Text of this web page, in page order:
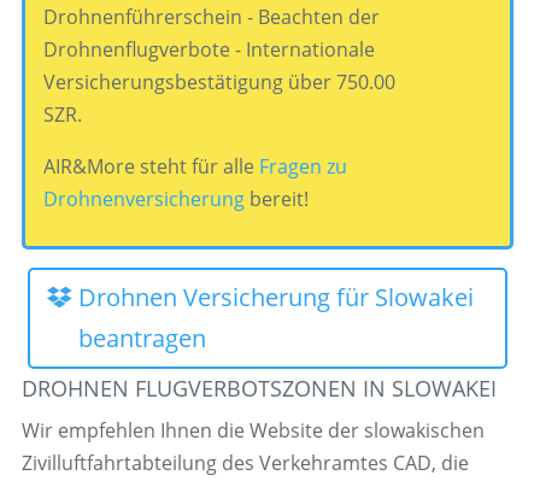
Drohnenführerschein - Beachten der
Drohnenflugverbote - Internationale
Versicherungsbestätigung über 750.00
SZR.
AIR&More steht für alle Fragen zu
Drohnenversicherungbereit!
Drohnen Versicherung für Slowakei
beantragen
DROHNEN FLUGVERBOTSZONEN IN SLOWAKEI
Wir empfehlen Ihnen die Website der slowakischen
Zivilluftfahrtabteilung des Verkehramtes CAD, die